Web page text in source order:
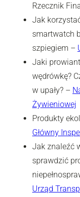
Rzecznik
Jak
smartwatch
szpiegiem –
Jaki
wędrówkę?
w upały? –
Żywieniowej
Produkty
Główny
Jak znaleźć
sprawdzić
Urząd